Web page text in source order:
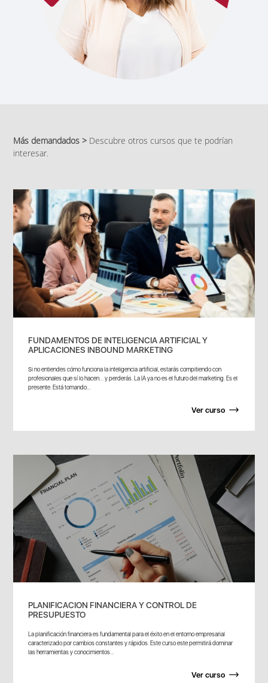
Más demandados > Descubre otros cursos que te podrían
interesar.
FUNDAMENTOS DE INTELIGENCIA ARTIFICIAL Y
APLICACIONES INBOUND MARKETING
Si no entiendes cómo funciona la inteligencia artificial, estarás compitiendo con
profesionales que sí lo hacen… y perderás. La IA ya no es el futuro del marketing. Es el
presente. Está tomando...
Ver curso
PLANIFICACION FINANCIERA Y CONTROL DE
PRESUPUESTO
La planificación financiera es fundamental para el éxito en el entorno empresarial
caracterizado por cambios constantes y rápidos. Este curso este permitirá dominar
las herramientas y conocimientos...
Ver curso